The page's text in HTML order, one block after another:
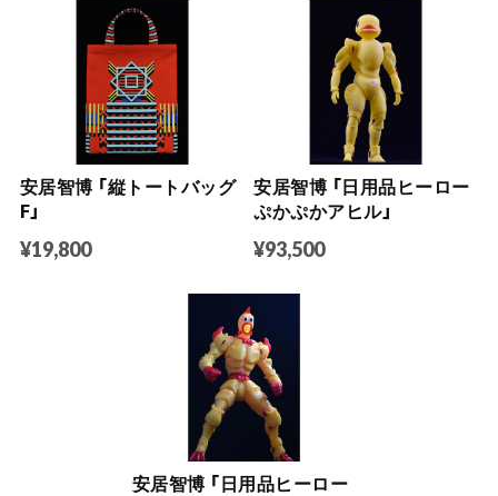
安居智博 「縦トートバッグ
F」
¥19,800
安居智博 「日用品ヒーロー
ぷかぷかアヒル」
¥93,500
安居智博 「日用品ヒーロー